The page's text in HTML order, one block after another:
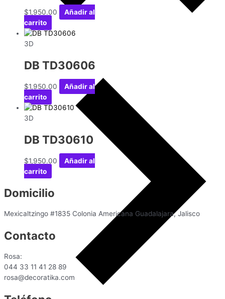
$1,950.00
Añadir al
carrito
3D
DB TD30606
$1,950.00
Añadir al
carrito
3D
DB TD30610
$1,950.00
Añadir al
carrito
Domicilio
Mexicaltzingo #1835 Colonia Americana Guadalajara, Jalisco
Contacto
Rosa:
044 33 11 41 28 89
rosa@decoratika.com